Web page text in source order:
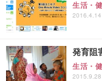
生活・
発育阻
生活・